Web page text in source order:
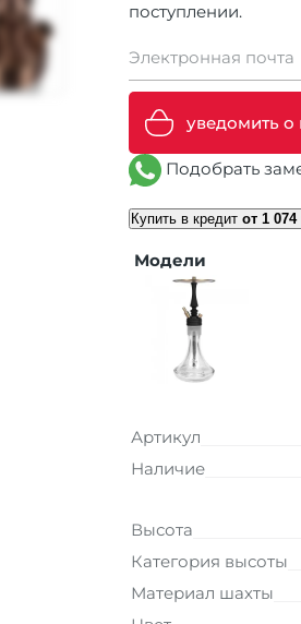
поступлении.
Электронная почта
уведомить о
Подобрать
Купить в кредит от 1
Модели
Артикул
Наличие
Высота
Категория высоты
Материал шахты